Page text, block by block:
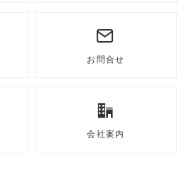
お問合せ
会社案内